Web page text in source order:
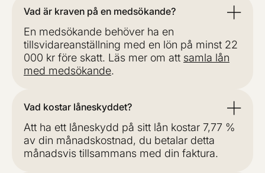
Vad är kraven på en medsökande?
En medsökande behöver ha en
tillsvidareanställning med en lön på minst 22
000 kr före skatt. Läs mer om att samla lån
med medsökande.
Vad kostar låneskyddet?
Att ha ett låneskydd på sitt lån kostar 7,77 %
av din månadskostnad, du betalar detta
månadsvis tillsammans med din faktura.